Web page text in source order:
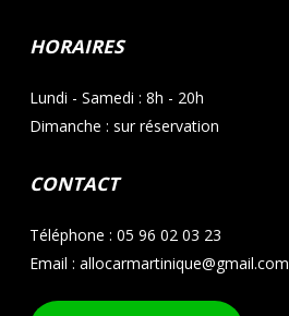
HORAIRES
Lundi - Samedi : 8h - 20h
Dimanche : sur réservation
CONTACT
Téléphone : 05 96 02 03 23
Email : allocarmartinique@gmail.com